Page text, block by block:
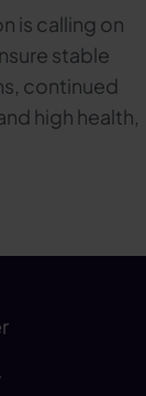
is calling on
stable
continued
high health,